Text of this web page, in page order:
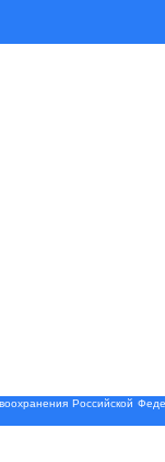
Российской